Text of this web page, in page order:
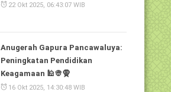
22 Okt 2025, 06:43:07 WIB
Anugerah Gapura Pancawaluya:
Peningkatan Pendidikan
Keagamaan 🕌👳🧕
16 Okt 2025, 14:30:48 WIB